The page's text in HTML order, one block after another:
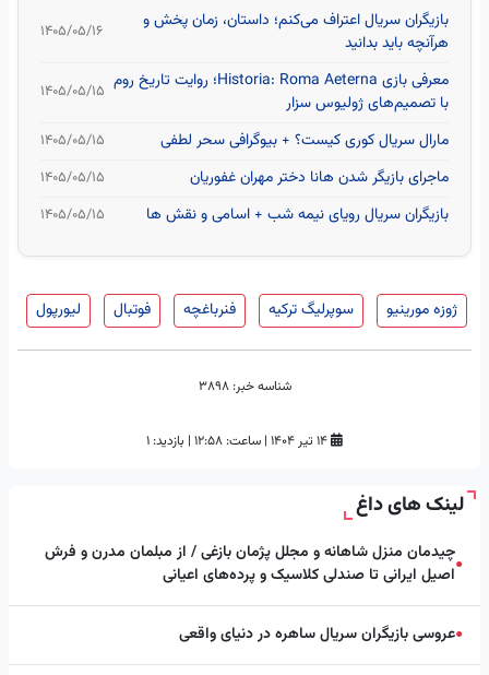
بازیگران سریال اعتراف می‌کنم؛ داستان، زمان پخش و
هرآنچه باید بدانید
۱۴۰۵/۰۵/۱۶
معرفی بازی Historia: Roma Aeterna؛ روایت تاریخ روم
با تصمیم‌های ژولیوس سزار
۱۴۰۵/۰۵/۱۵
مارال سریال کوری کیست؟ + بیوگرافی سحر لطفی ۱۴۰۵/۰۵/۱۵
ماجرای بازیگر شدن هانا دختر مهران غفوریان ۱۴۰۵/۰۵/۱۵
بازیگران سریال رویای نیمه شب + اسامی و نقش ها ۱۴۰۵/۰۵/۱۵
ژوزه مورینیو سوپرلیگ ترکیه فنرباغچه فوتبال لیورپول
شناسه خبر: 3898
| ساعت: ۱۲:۵۸ | بازدید: 1
لینک های داغ
●چیدمان منزل شاهانه و مجلل پژمان بازغی / از مبلمان مدرن و فرش
اصیل ایرانی تا صندلی کلاسیک و پرده‌های اعیانی
●عروسی بازیگران سریال ساهره در دنیای واقعی